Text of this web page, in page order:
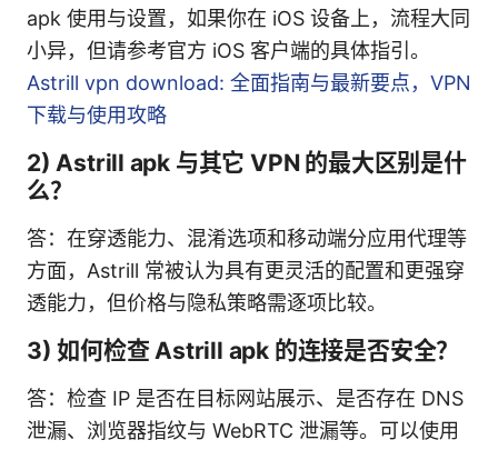
apk 使用与设置，如果你在 iOS 设备上，流程大同
小异，但请参考官方 iOS 客户端的具体指引。
Astrill vpn download: 全面指南与最新要点，VPN
下载与使用攻略
2) Astrill apk 与其它 VPN 的最大区别是什
么？
答：在穿透能力、混淆选项和移动端分应用代理等
方面，Astrill 常被认为具有更灵活的配置和更强穿
透能力，但价格与隐私策略需逐项比较。
3) 如何检查 Astrill apk 的连接是否安全？
答：检查 IP 是否在目标网站展示、是否存在 DNS
泄漏、浏览器指纹与 WebRTC 泄漏等。可以使用